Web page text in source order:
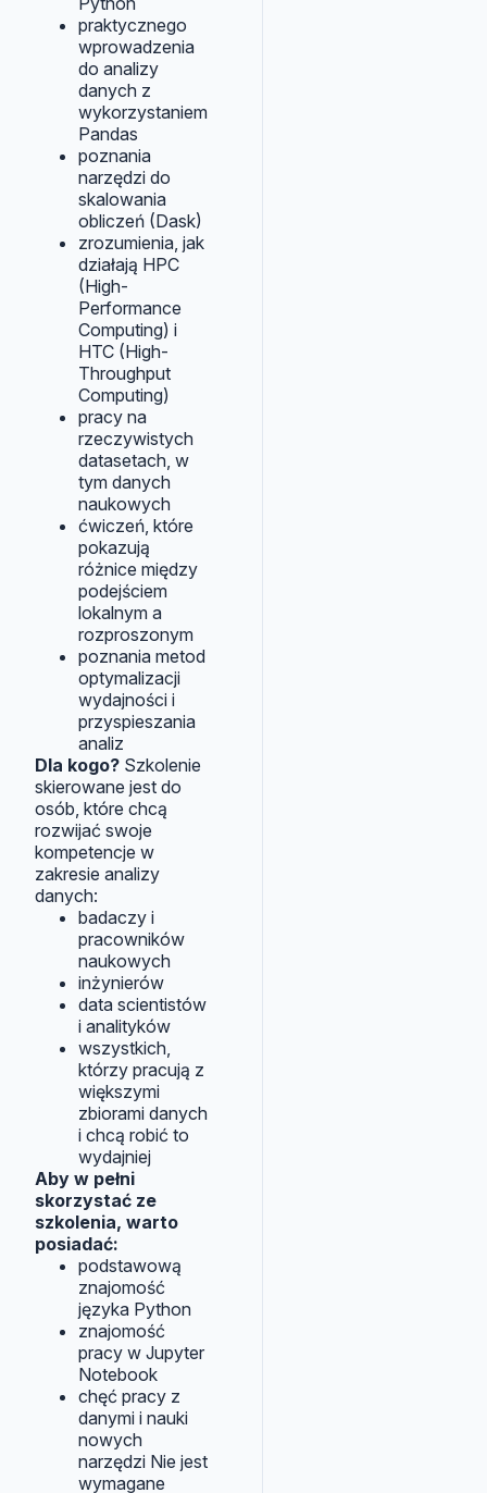
praktycznego
wprowadzenia
do analizy
danych z
wykorzystaniem
Pandas
poznania
narzędzi do
skalowania
obliczeń (Dask)
zrozumienia, jak
działają HPC
(High-
Performance
Computing) i
HTC (High-
Throughput
Computing)
pracy na
rzeczywistych
datasetach, w
tym danych
naukowych
ćwiczeń, które
pokazują
różnice między
podejściem
lokalnym a
rozproszonym
poznania metod
optymalizacji
wydajności i
przyspieszania
analiz
Dla kogo? Szkolenie
skierowane jest do
osób, które chcą
rozwijać swoje
kompetencje w
zakresie analizy
danych:
badaczy i
pracowników
naukowych
inżynierów
data scientistów
i analityków
wszystkich,
którzy pracują z
większymi
zbiorami danych
i chcą robić to
wydajniej
Aby w pełni
skorzystać ze
szkolenia, warto
posiadać:
podstawową
znajomość
języka Python
znajomość
pracy w Jupyter
Notebook
chęć pracy z
danymi i nauki
nowych
narzędzi Nie jest
wymagane